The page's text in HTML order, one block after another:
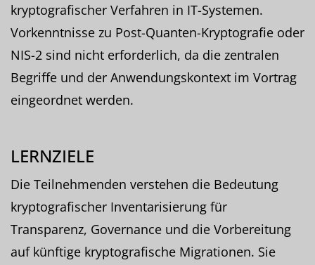
kryptografischer Verfahren in IT-Systemen.
Vorkenntnisse zu Post-Quanten-Kryptografie oder
NIS-2 sind nicht erforderlich, da die zentralen
Begriffe und der Anwendungskontext im Vortrag
eingeordnet werden.
LERNZIELE
Die Teilnehmenden verstehen die Bedeutung
kryptografischer Inventarisierung für
Transparenz, Governance und die Vorbereitung
auf künftige kryptografische Migrationen. Sie